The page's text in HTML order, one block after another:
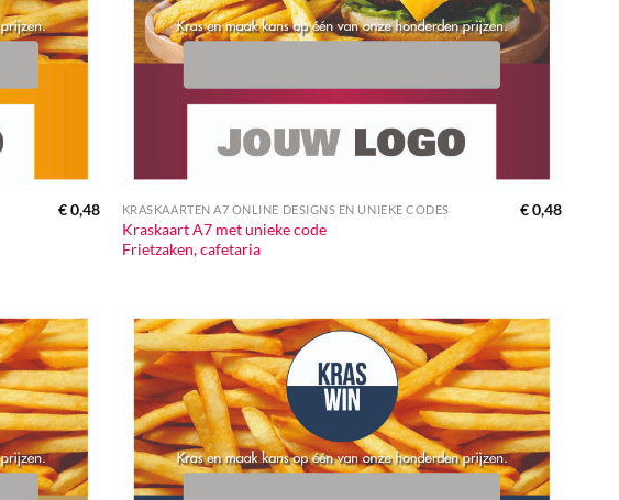
€0,48 KRASKAARTEN A7 ONLINE DESIGNS EN UNIEKE CODES
Kraskaart A7 met unieke code
Frietzaken, cafetaria
€0,48